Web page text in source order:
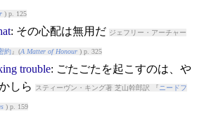
) p. 125
: その心配は無用だ ジェフリー・アーチャー
約』(A Matter of Honour) p. 325
trouble: ごたごたを起こすのは、や
しら
スティーヴン・キング著 芝山幹郎訳 『 ニードフ
) p. 159